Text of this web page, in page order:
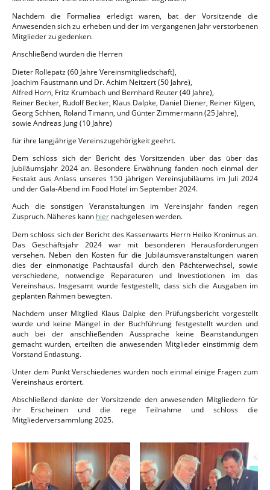
Nachdem die Formaliea erledigt waren, bat der Vorsitzende die
Anwesenden sich zu erheben und der im vergangenen Jahr verstorbenen
Mitglieder zu gedenken.
Anschließend wurden die Herren
Dieter Rollepatz (60 Jahre Vereinsmitgliedschaft),
Joachim Faustmann und Dr. Achim Neitzert (50 Jahre),
Alfred Horn, Fritz Krumbach und Bernhard Reuter (40 Jahre),
Reiner Becker, Rudolf Becker, Klaus Dalpke, Daniel Diener, Reiner Kilgen,
Georg Schhen, Roland Timann, und Günter Zimmermann (25 Jahre),
sowie Andreas Jung (10 Jahre)
für ihre langjährige Vereinszugehörigkeit geehrt.
Dem schloss sich der Bericht des Vorsitzenden über das über das
Jubiläumsjahr 2024 an. Besondere Erwähnung fanden noch einmal der
Festakt aus Anlass unseres 150 jährigen Vereinsjubiläums im Juli 2024
und der Gala-Abend im Food Hotel im September 2024.
Auch die sonstigen Veranstaltungen im Vereinsjahr fanden regen
Zuspruch. Näheres kann hier nachgelesen werden.
Dem schloss sich der Bericht des Kassenwarts Herrn Heiko Kronimus an.
Das Geschäftsjahr 2024 war mit besonderen Herausforderungen
versehen. Neben den Kosten für die Jubiläumsveranstaltungen waren
dies der einmonatige Pachtausfall durch den Pächterwechsel, sowie
verschiedene, notwendige Reparaturen und Investiotionen im das
Vereinshaus. Insgesamt wurde festgestellt, dass sich die Ausgaben im
geplanten Rahmen bewegten.
Nachdem unser Mitglied Klaus Dalpke den Prüfungsbericht vorgestellt
wurde und keine Mängel in der Buchführung festgestellt wurden und
auch bei der anschließenden Aussprache keine Beanstandungen
gemacht wurden, erteilten die anwesenden Mitglieder einstimmig dem
Vorstand Entlastung.
Unter dem Punkt Verschiedenes wurden noch einmal einige Fragen zum
Vereinshaus erörtert.
Abschließend dankte der Vorsitzende den anwesenden Mitgliedern für
ihr Erscheinen und die rege Teilnahme und schloss die
Mitgliederversammlung 2025.